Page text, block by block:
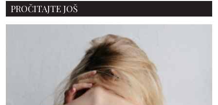
PROČITAJTE JOŠ